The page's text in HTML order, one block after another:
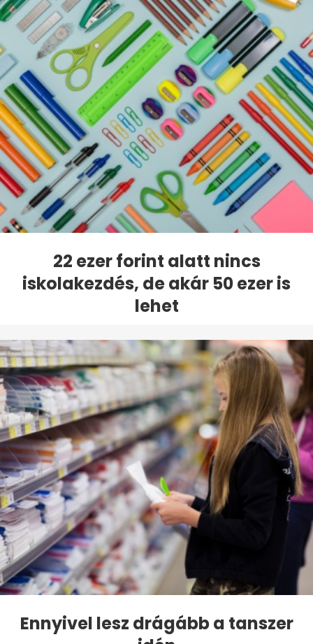
22 ezer forint alatt nincs
iskolakezdés, de akár 50 ezer is
lehet
Ennyivel lesz drágább a tanszer